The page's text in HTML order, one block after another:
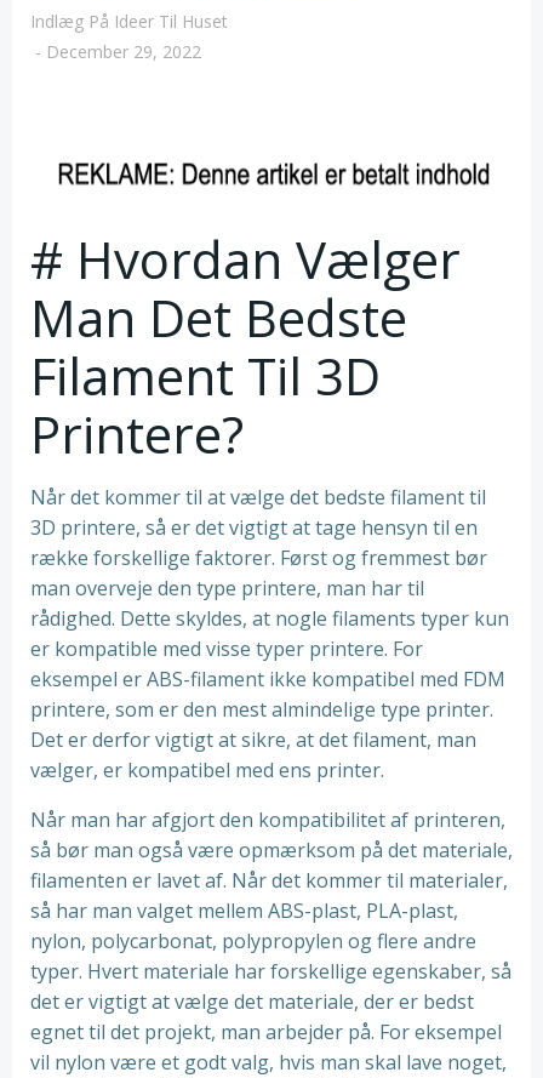
Indlæg På Ideer Til Huset
- December 29, 2022
# Hvordan Vælger
Man Det Bedste
Filament Til 3D
Printere?
Når det kommer til at vælge det bedste filament til
3D printere, så er det vigtigt at tage hensyn til en
række forskellige faktorer. Først og fremmest bør
man overveje den type printere, man har til
rådighed. Dette skyldes, at nogle filaments typer kun
er kompatible med visse typer printere. For
eksempel er ABS-filament ikke kompatibel med FDM
printere, som er den mest almindelige type printer.
Det er derfor vigtigt at sikre, at det filament, man
vælger, er kompatibel med ens printer.
Når man har afgjort den kompatibilitet af printeren,
så bør man også være opmærksom på det materiale,
filamenten er lavet af. Når det kommer til materialer,
så har man valget mellem ABS-plast, PLA-plast,
nylon, polycarbonat, polypropylen og flere andre
typer. Hvert materiale har forskellige egenskaber, så
det er vigtigt at vælge det materiale, der er bedst
egnet til det projekt, man arbejder på. For eksempel
vil nylon være et godt valg, hvis man skal lave noget,